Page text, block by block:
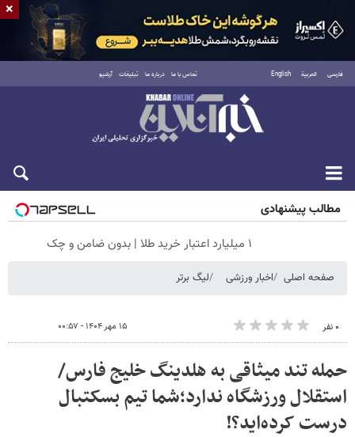
فارسی العربية English تماس با ما درباره ما تبلیغات آرشیو
شنبه ۱۷ مرداد ۱۴۰۵
مطالب پیشنهادی
۱ میلیارد اعتبار خرید طلا | بدون ضامن و چک
صفحه اصلی اخبار ورزشی لیگ برتر
۰ نفر ۱۵ مهر ۱۴۰۴ - ۰۰:۵۷
حمله تند میثاقی به هلدینگ خلیج فارس/
استقلال ورزشگاه ندارد؛شما تیم بسکتبال
درست کرده‌اید؟!
×